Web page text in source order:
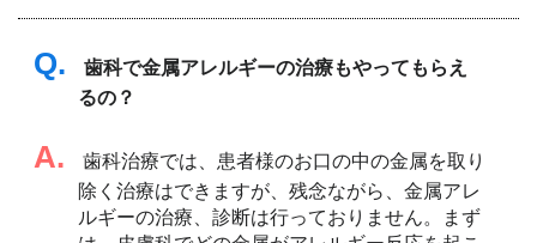
Q.
歯科で金属アレルギーの治療もやってもらえ
るの？
A.
歯科治療では、患者様のお口の中の金属を取り
除く治療はできますが、残念ながら、金属アレ
ルギーの治療、診断は行っておりません。まず